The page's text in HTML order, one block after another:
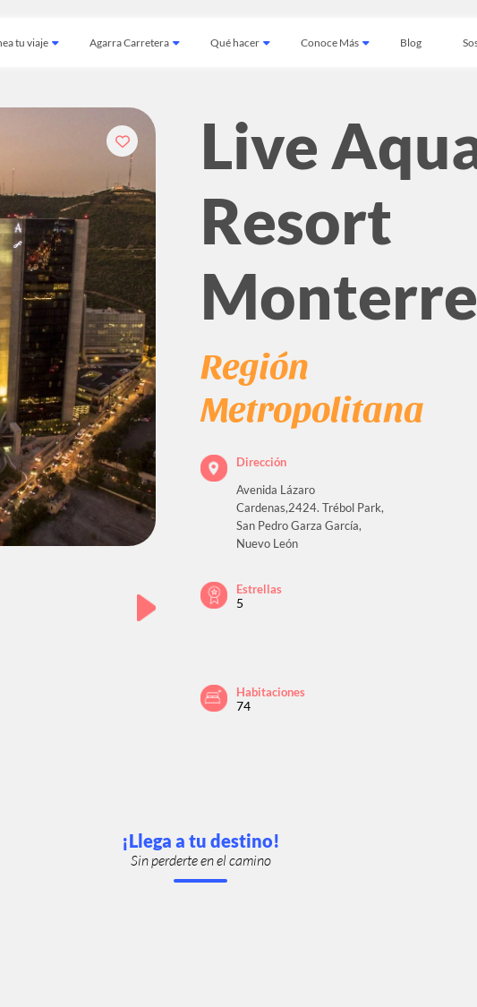
tu viaje Agarra Carretera Qué hacer Conoce Más Blog
Live
Resort
Región
Metropolitana
Dirección
Avenida Lázaro
Cardenas,2424. Trébol Park,
San Pedro Garza García,
Nuevo León
Estrellas
5
Habitaciones
74
¡Llega a tu destino!
Sin perderte en el camino